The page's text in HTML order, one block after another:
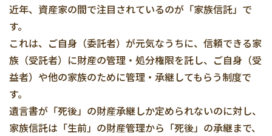
近年、資産家の間で注目されているのが「家族信託」で
す。
これは、ご自身（委託者）が元気なうちに、信頼できる家
族（受託者）に財産の管理・処分権限を託し、ご自身（受
益者）や他の家族のために管理・承継してもらう制度で
す。
遺言書が「死後」の財産承継しか定められないのに対し、
家族信託は「生前」の財産管理から「死後」の承継まで、